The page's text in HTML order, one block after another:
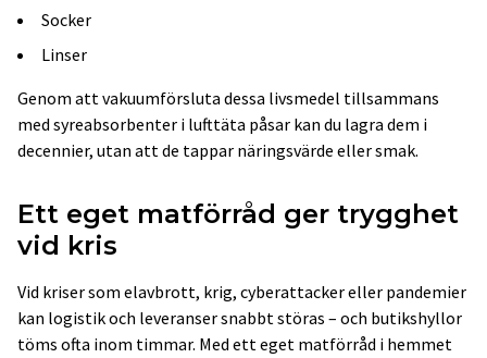
Socker
Linser
Genom att vakuumförsluta dessa livsmedel tillsammans
med syreabsorbenter i lufttäta påsar kan du lagra dem i
decennier, utan att de tappar näringsvärde eller smak.
Ett eget matförråd ger trygghet
vid kris
Vid kriser som elavbrott, krig, cyberattacker eller pandemier
kan logistik och leveranser snabbt störas – och butikshyllor
töms ofta inom timmar. Med ett eget matförråd i hemmet